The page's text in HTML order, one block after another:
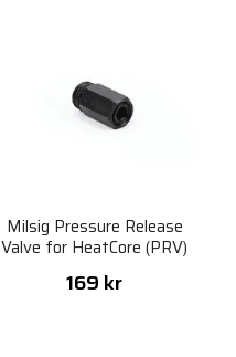
Milsig Pressure Release
Valve for HeatCore (PRV)
169 kr